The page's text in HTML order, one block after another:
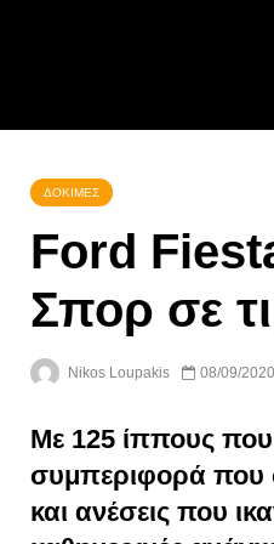
ΔΟΚΙΜΈΣ
Ford
Σπορ σε
Nikos Loupakis 08/09/2020
Με 125 ίππους που
συμπεριφορά που
και ανέσεις που